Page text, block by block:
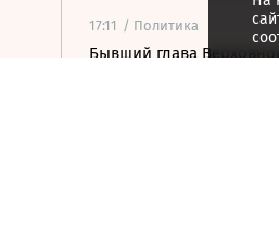
17:11 / Политика
Бывший глава